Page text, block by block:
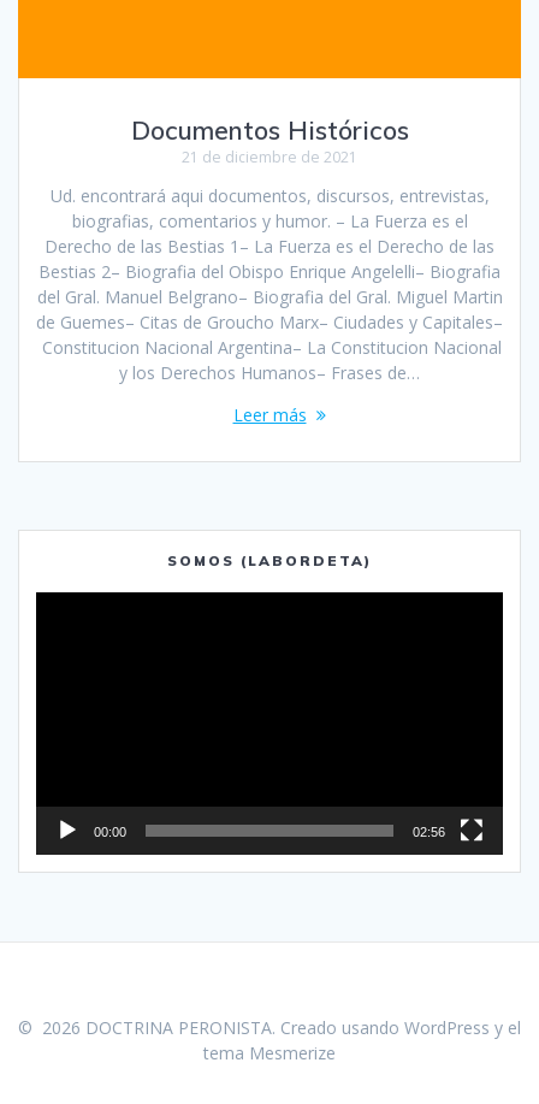
Documentos Históricos
21 de diciembre de 2021
Ud. encontrará aqui documentos, discursos, entrevistas,
biografias, comentarios y humor. – La Fuerza es el
Derecho de las Bestias 1– La Fuerza es el Derecho de las
Bestias 2– Biografia del Obispo Enrique Angelelli– Biografia
del Gral. Manuel Belgrano– Biografia del Gral. Miguel Martin
de Guemes– Citas de Groucho Marx– Ciudades y Capitales–
Constitucion Nacional Argentina– La Constitucion Nacional
y los Derechos Humanos– Frases de…
Leer más
SOMOS (LABORDETA)
00:00 02:56
© 2026 DOCTRINA PERONISTA. Creado usando WordPress y el
tema Mesmerize